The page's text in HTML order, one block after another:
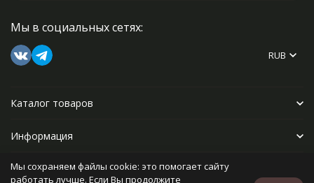
Мы в социальных сетях:
RUB
Каталог товаров
Информация
Прочее
Мы сохраняем файлы cookie: это помогает сайту
работать лучше. Если Вы продолжите